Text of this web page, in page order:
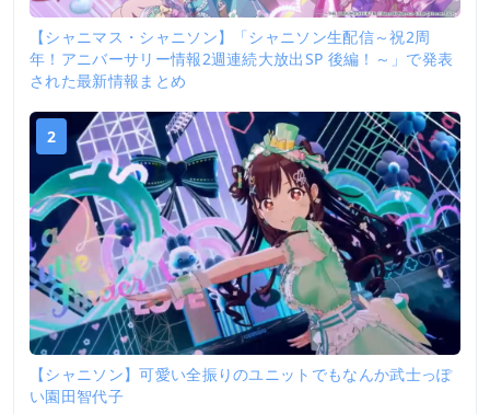
【シャニマス・シャニソン】「シャニソン生配信～祝2周
年！アニバーサリー情報2週連続大放出SP 後編！～」で発表
された最新情報まとめ
2
【シャニソン】可愛い全振りのユニットでもなんか武士っぽ
い園田智代子